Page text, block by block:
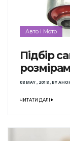
Авто і Мото
Підбір
08 MAY , 2018,BY
ЧИТАТИ ДАЛІ